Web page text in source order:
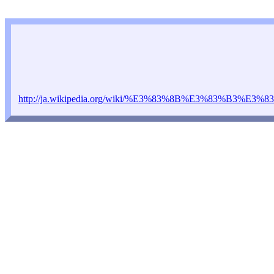
http://ja.wikipedia.org/wiki/